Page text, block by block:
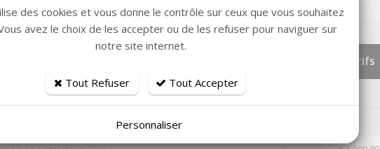
Tarifs
Samedi 22 Août 2026
29 Août 2026
des cookies et vous donne le contrôle sur ceux que vous souhaitez
avez le choix de les accepter ou de les refuser pour naviguer sur
notre site internet.
Tout Refuser Tout Accepter
Personnaliser